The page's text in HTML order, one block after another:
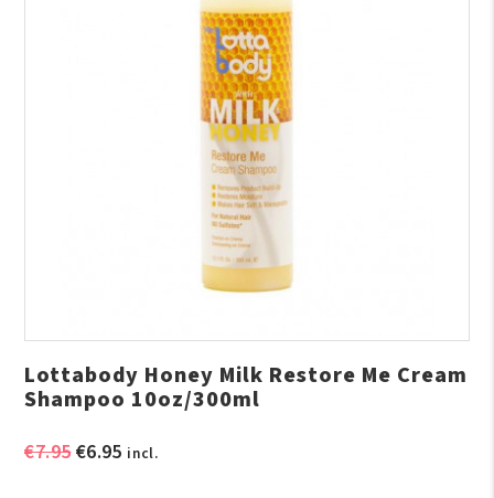
Lottabody Honey Milk Restore Me Cream
Shampoo 10oz/300ml
€7.95Oorspronkelijke
€6.95Huidige
incl.